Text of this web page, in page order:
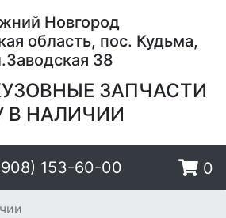
Новгород
область, пос. Кудьма,
38
ЗАПЧАСТИ
В НАЛИЧИИ
153-60-00 0